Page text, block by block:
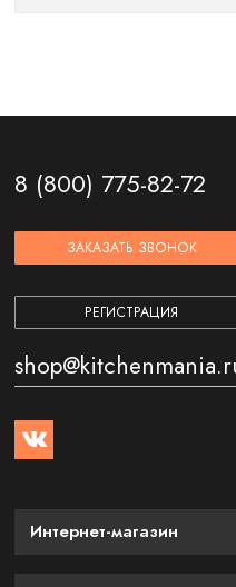
8 (800) 775-82-72
ЗАКАЗАТЬ ЗВОНОК
РЕГИСТРАЦИЯ
Интернет-магазин